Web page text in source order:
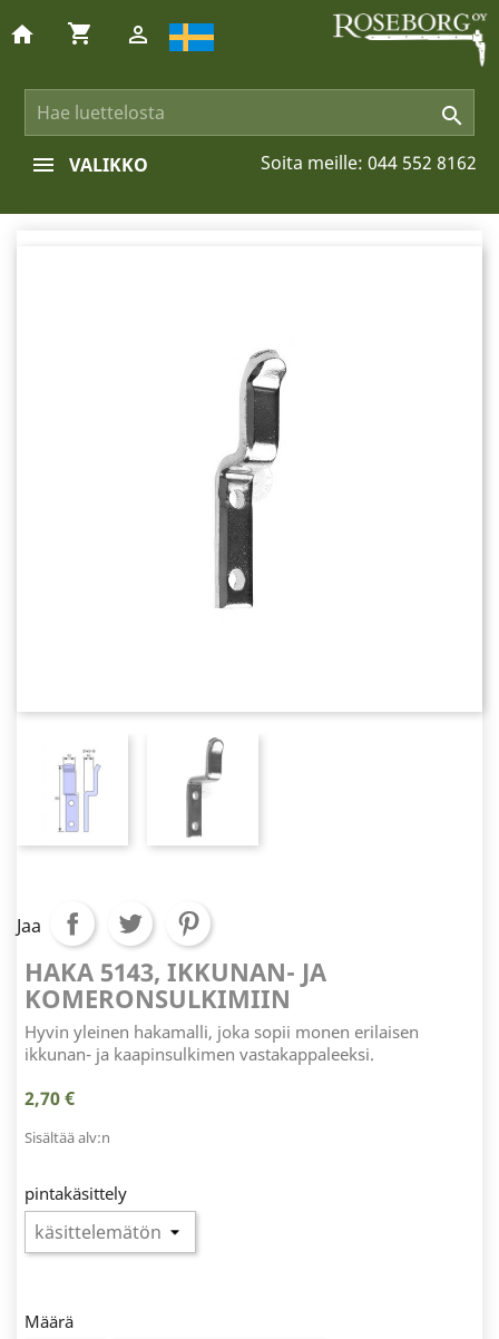

home shopping_cart 
Soita meille: 044 552 8162
VALIKKO
Jaa
HAKA 5143, IKKUNAN- JA
KOMERONSULKIMIIN
Hyvin yleinen hakamalli, joka sopii monen erilaisen
ikkunan- ja kaapinsulkimen vastakappaleeksi.
2,70 €
Sisältää alv:n
pintakäsittely
Määrä